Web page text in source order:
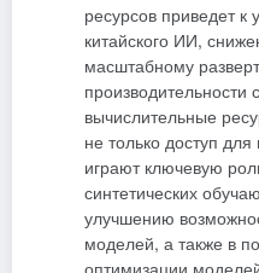
ресурсов приведет к
китайского ИИ,
масштабному
производительности
вычислительные
не только доступ
играют ключевую
синтетических
улучшению
моделей, а также в
оптимизации